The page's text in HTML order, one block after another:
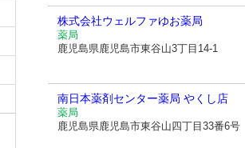
株式会社ウェルファゆお薬局
薬局
鹿児島県鹿児島市東谷山3丁目14-1
南日本薬剤センター薬局 やくし店
薬局
鹿児島県鹿児島市東谷山四丁目33番6号